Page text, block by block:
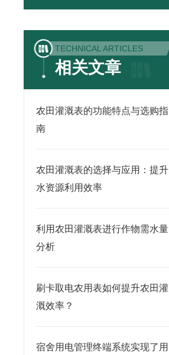
TECHNICAL ARTICLES
相关文章
农田灌溉表的功能特点与选购指
南
农田灌溉表的选择与应用：提升
水资源利用效率
利用农田灌溉表进行作物需水量
分析
刷卡取电农用表如何提升农田灌
溉效率？
宿舍用电管理终端系统实现了用